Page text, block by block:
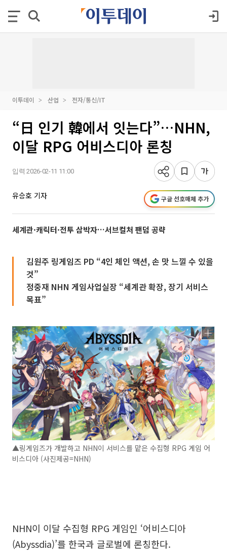
이투데이 산업 전자/통신/IT
“日 인기 韓에서 잇는다”…NHN,
이달 RPG 어비스디아 론칭
입력 2026-02-11 11:00
유승호 기자 구글 선호매체 추가
세계관·캐릭터·전투 삼박자…서브컬처 팬덤 공략
김원주 링게임즈 PD “4인 체인 액션, 손 맛 느낄 수 있을
것”
정중재 NHN 게임사업실장 “세계관 확장, 장기 서비스
목표”
▲링게임즈가 개발하고 NHN이 서비스를 맡은 수집형 RPG 게임 어
비스디아 (사진제공=NHN)
NHN이 이달 수집형 RPG 게임인 ‘어비스디아
(Abyssdia)’를 한국과 글로벌에 론칭한다.